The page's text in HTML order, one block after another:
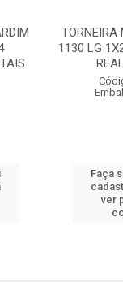
TORNEIRA
1130 LG
Faça
ver